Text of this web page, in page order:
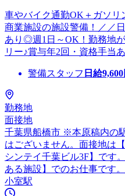
車やバイク通勤OK＋ガソリ
商業施設の施設警備！／／
あり◎週1日～OK！勤務地
リー♪賞与年2回・資格手当
警備スタッフ 日給9,600
勤務地
面接地
千葉県船橋市 ※本原稿内の
はございません。面接地は
シンテイ千葉ビル3F】です
ある施設】でのお仕事です。
小室駅